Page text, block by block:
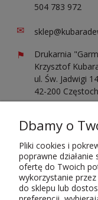
504 783 972
✉
⚑
Drukarnia
Krzysztof
ul. Św. Jadwigi
42-200
Płatności i
Dbamy o
Pliki cookies i
poprawne
ofertę do Twoich
wykorzystanie
do sklepu lub